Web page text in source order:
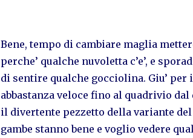
Bene, tempo di cambiare maglia
perche’ qualche nuvoletta c’e’, e
di sentire qualche gocciolina. Giu’
abbastanza veloce fino al quadrivio
il divertente pezzetto della variante
gambe stanno bene e voglio vedere